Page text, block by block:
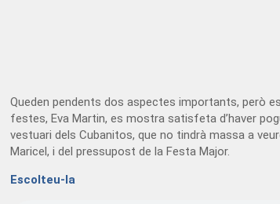
Queden pendents dos aspectes importants, però
festes, Eva Martin, es mostra satisfeta d’haver
vestuari dels Cubanitos, que no tindrà massa a
Maricel, i del pressupost de la Festa Major.
Escolteu-la